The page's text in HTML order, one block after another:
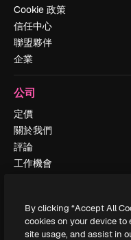
Cookie 政策
信任中心
聯盟夥伴
企業
公司
定價
關於我們
評論
工作機會
聚會活動
Slidesgo
By clicking “Accept All
cookies on your device
site usage, and assist in